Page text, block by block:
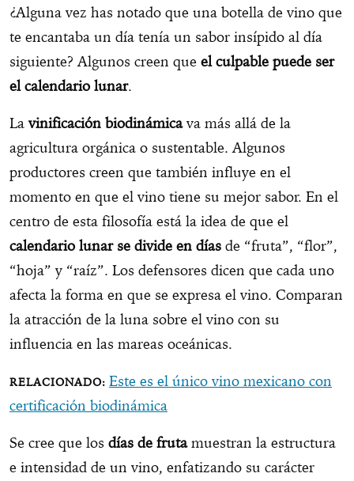
¿Alguna vez has notado que una botella de vino que
te encantaba un día tenía un sabor insípido al día
siguiente? Algunos creen que el culpable puede ser
el calendario lunar.
La vinificación biodinámicava más allá de la
agricultura orgánica o sustentable. Algunos
productores creen que también influye en el
momento en que el vino tiene su mejor sabor. En el
centro de esta filosofía está la idea de que el
calendario lunar se divide en días de “fruta”, “flor”,
“hoja” y “raíz”. Los defensores dicen que cada uno
afecta la forma en que se expresa el vino. Comparan
la atracción de la luna sobre el vino con su
influencia en las mareas oceánicas.
Este es el único vino mexicano con
certificación biodinámica
Se cree que los días de frutamuestran la estructura
e intensidad de un vino, enfatizando su carácter